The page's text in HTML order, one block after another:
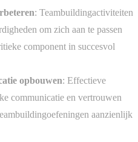
: Teambuildingactiviteiten
om zich aan te passen
component in succesvol
opbouwen: Effectieve
communicatie en vertrouwen
aanzienlijk